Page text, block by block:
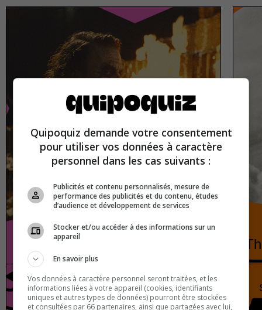
Villains from film and television
Cinema True or false
Quipoquiz demande votre consentement
pour utiliser vos données à caractère
personnel dans les cas suivants :
Publicités et contenu personnalisés, mesure de
performance des publicités et du contenu, études
d’audience et développement de services
Stocker et/ou accéder à des informations sur un
appareil
En savoir plus
Vos données à caractère personnel seront traitées, et les
informations liées à votre appareil (cookies, identifiants
uniques et autres types de données) pourront être stockées
et consultées par 66 partenaires, ainsi que partagées avec lui,